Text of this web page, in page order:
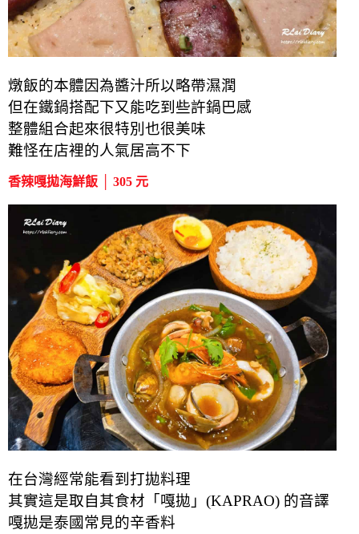
燉飯的本體因為醬汁所以略帶濕潤
但在鐵鍋搭配下又能吃到些許鍋巴感
整體組合起來很特別也很美味
難怪在店裡的人氣居高不下
香辣嘎拋海鮮飯 │ 305 元
在台灣經常能看到打拋料理
其實這是取自其食材「嘎拋」(KAPRAO) 的音譯
嘎拋是泰國常見的辛香料